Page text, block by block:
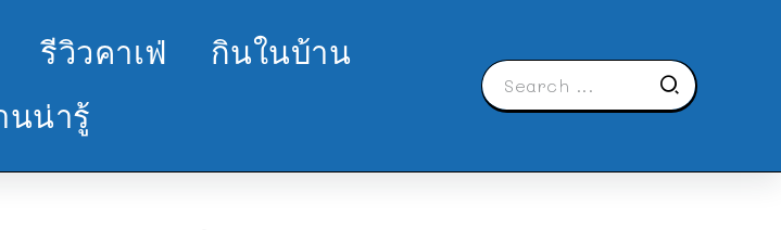
รีวิวคาเฟ่
กินในบ้าน
นน่ารู้